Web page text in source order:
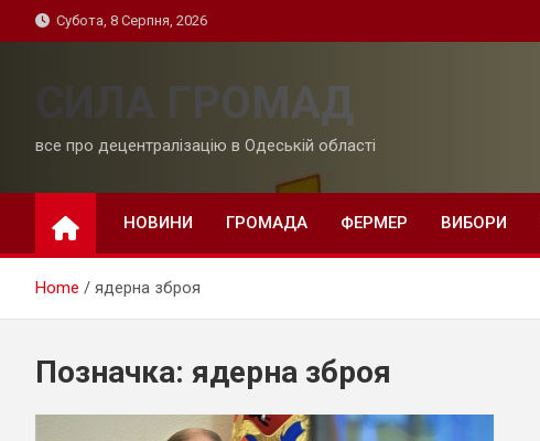
to
Субота, 8 Серпня, 2026
СИЛА ГРОМАД
все про децентралізацію в Одеській області
НОВИНИ ГРОМАДА ФЕРМЕР ВИБОРИ
Home ядерна зброя
Позначка: ядерна зброя